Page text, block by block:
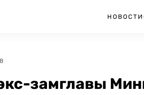
НОВОСТИ
замглавы